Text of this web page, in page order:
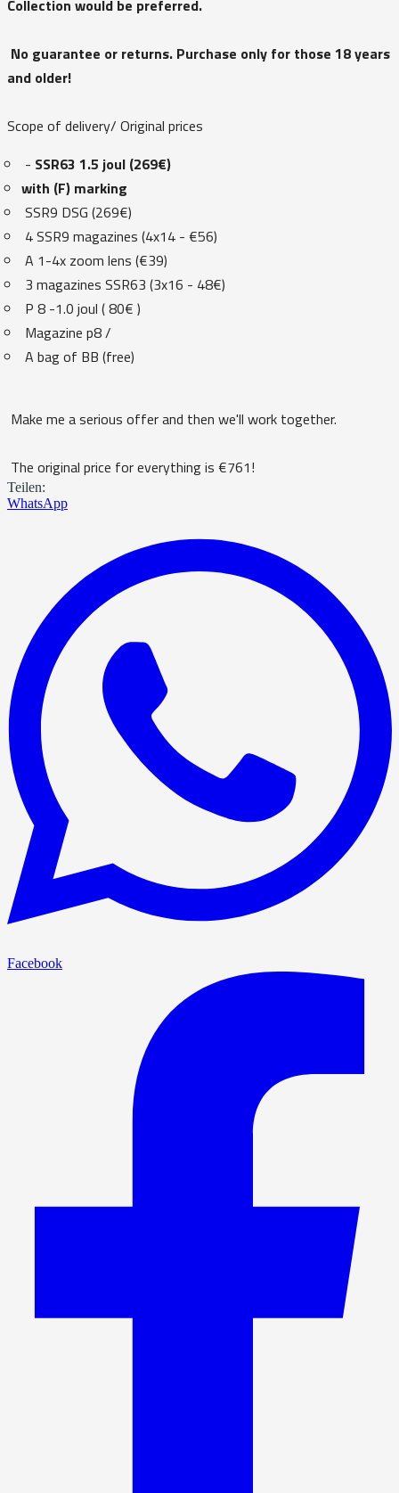
Collection would be preferred.
No guarantee or returns. Purchase only for those 18 years
and older!
Scope of delivery/ Original prices
- SSR63 1.5 joul (269€)
with (F) marking
SSR9 DSG (269€)
4 SSR9 magazines (4x14 - €56)
A 1-4x zoom lens (€39)
3 magazines SSR63 (3x16 - 48€)
P 8 -1.0 joul ( 80€ )
Magazine p8 /
A bag of BB (free)
Make me a serious offer and then we'll work together.
The original price for everything is €761!
Teilen:
WhatsApp
Facebook